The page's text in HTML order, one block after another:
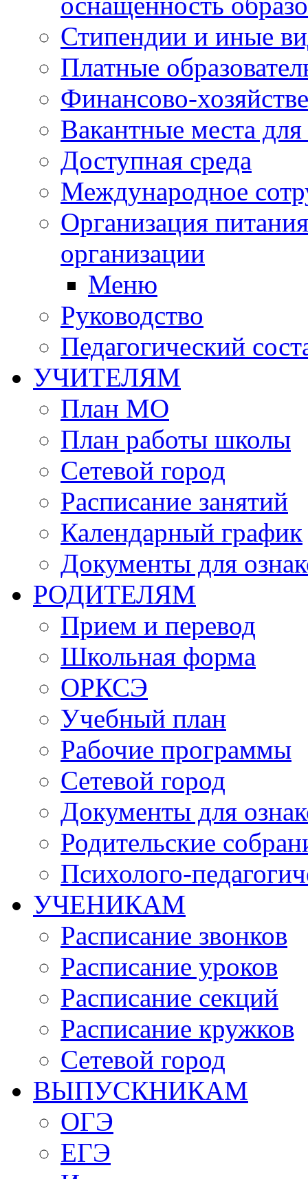
Стипендии и иные
Платные
Финансово-
Вакантные места
Доступная среда
Международное
Организация
организации
Меню
Руководство
Педагогический
УЧИТЕЛЯМ
План МО
План работы школы
Сетевой город
Расписание занятий
Календарный график
Документы для
РОДИТЕЛЯМ
Прием и перевод
Школьная форма
ОРКСЭ
Учебный план
Рабочие программы
Сетевой город
Документы для
Родительские
Психолого-
УЧЕНИКАМ
Расписание звонков
Расписание уроков
Расписание секций
Расписание кружков
Сетевой город
ВЫПУСКНИКАМ
ОГЭ
ЕГЭ